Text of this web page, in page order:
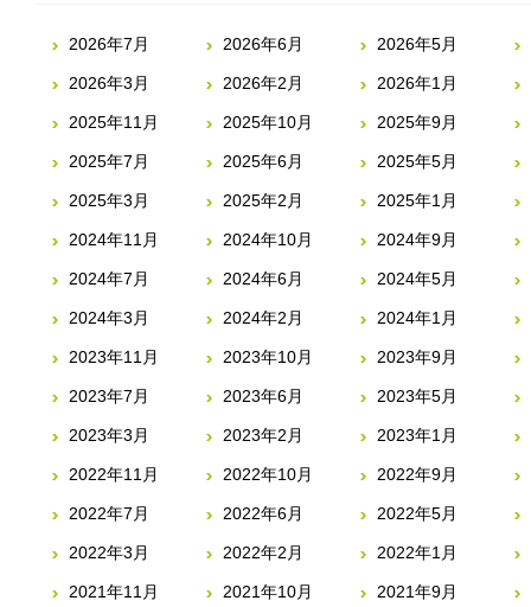
2026年7月 2026年6月 2026年5月
2026年3月 2026年2月 2026年1月
2025年11月 2025年10月 2025年9月
2025年7月 2025年6月 2025年5月
2025年3月 2025年2月 2025年1月
2024年11月 2024年10月 2024年9月
2024年7月 2024年6月 2024年5月
2024年3月 2024年2月 2024年1月
2023年11月 2023年10月 2023年9月
2023年7月 2023年6月 2023年5月
2023年3月 2023年2月 2023年1月
2022年11月 2022年10月 2022年9月
2022年7月 2022年6月 2022年5月
2022年3月 2022年2月 2022年1月
2021年11月 2021年10月 2021年9月